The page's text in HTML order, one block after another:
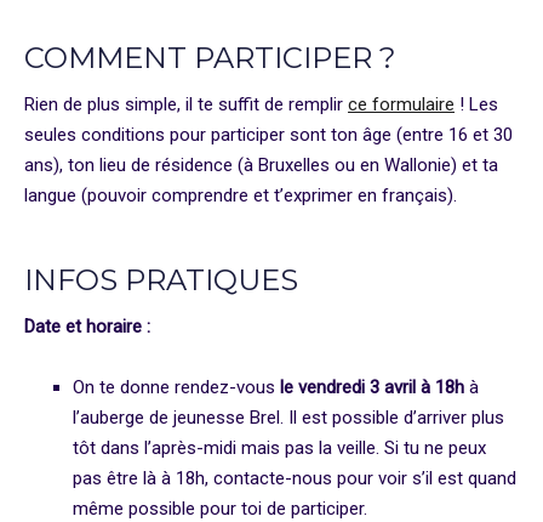
COMMENT PARTICIPER ?
Rien de plus simple, il te suffit de remplir ce formulaire ! Les
seules conditions pour participer sont ton âge (entre 16 et 30
ans), ton lieu de résidence (à Bruxelles ou en Wallonie) et ta
langue (pouvoir comprendre et t’exprimer en français).
INFOS PRATIQUES
Date et horaire :
On te donne rendez-vous le vendredi 3 avril à 18h à
l’auberge de jeunesse Brel. Il est possible d’arriver plus
tôt dans l’après-midi mais pas la veille. Si tu ne peux
pas être là à 18h, contacte-nous pour voir s’il est quand
même possible pour toi de participer.